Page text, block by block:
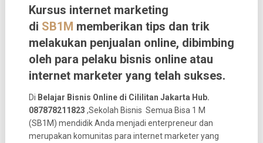
Kursus internet marketing
di SB1M memberikan tips dan trik
melakukan penjualan online, dibimbing
oleh para pelaku bisnis online atau
internet marketer yang telah sukses.
Di Belajar Bisnis Online di Cililitan Jakarta Hub.
087878211823 ,Sekolah Bisnis Semua Bisa 1 M
(SB1M) mendidik Anda menjadi enterpreneur dan
merupakan komunitas para internet marketer yang